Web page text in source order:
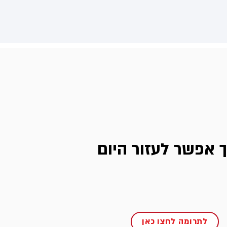
אפשר לעזור היום
לתרומה לחצו כאן